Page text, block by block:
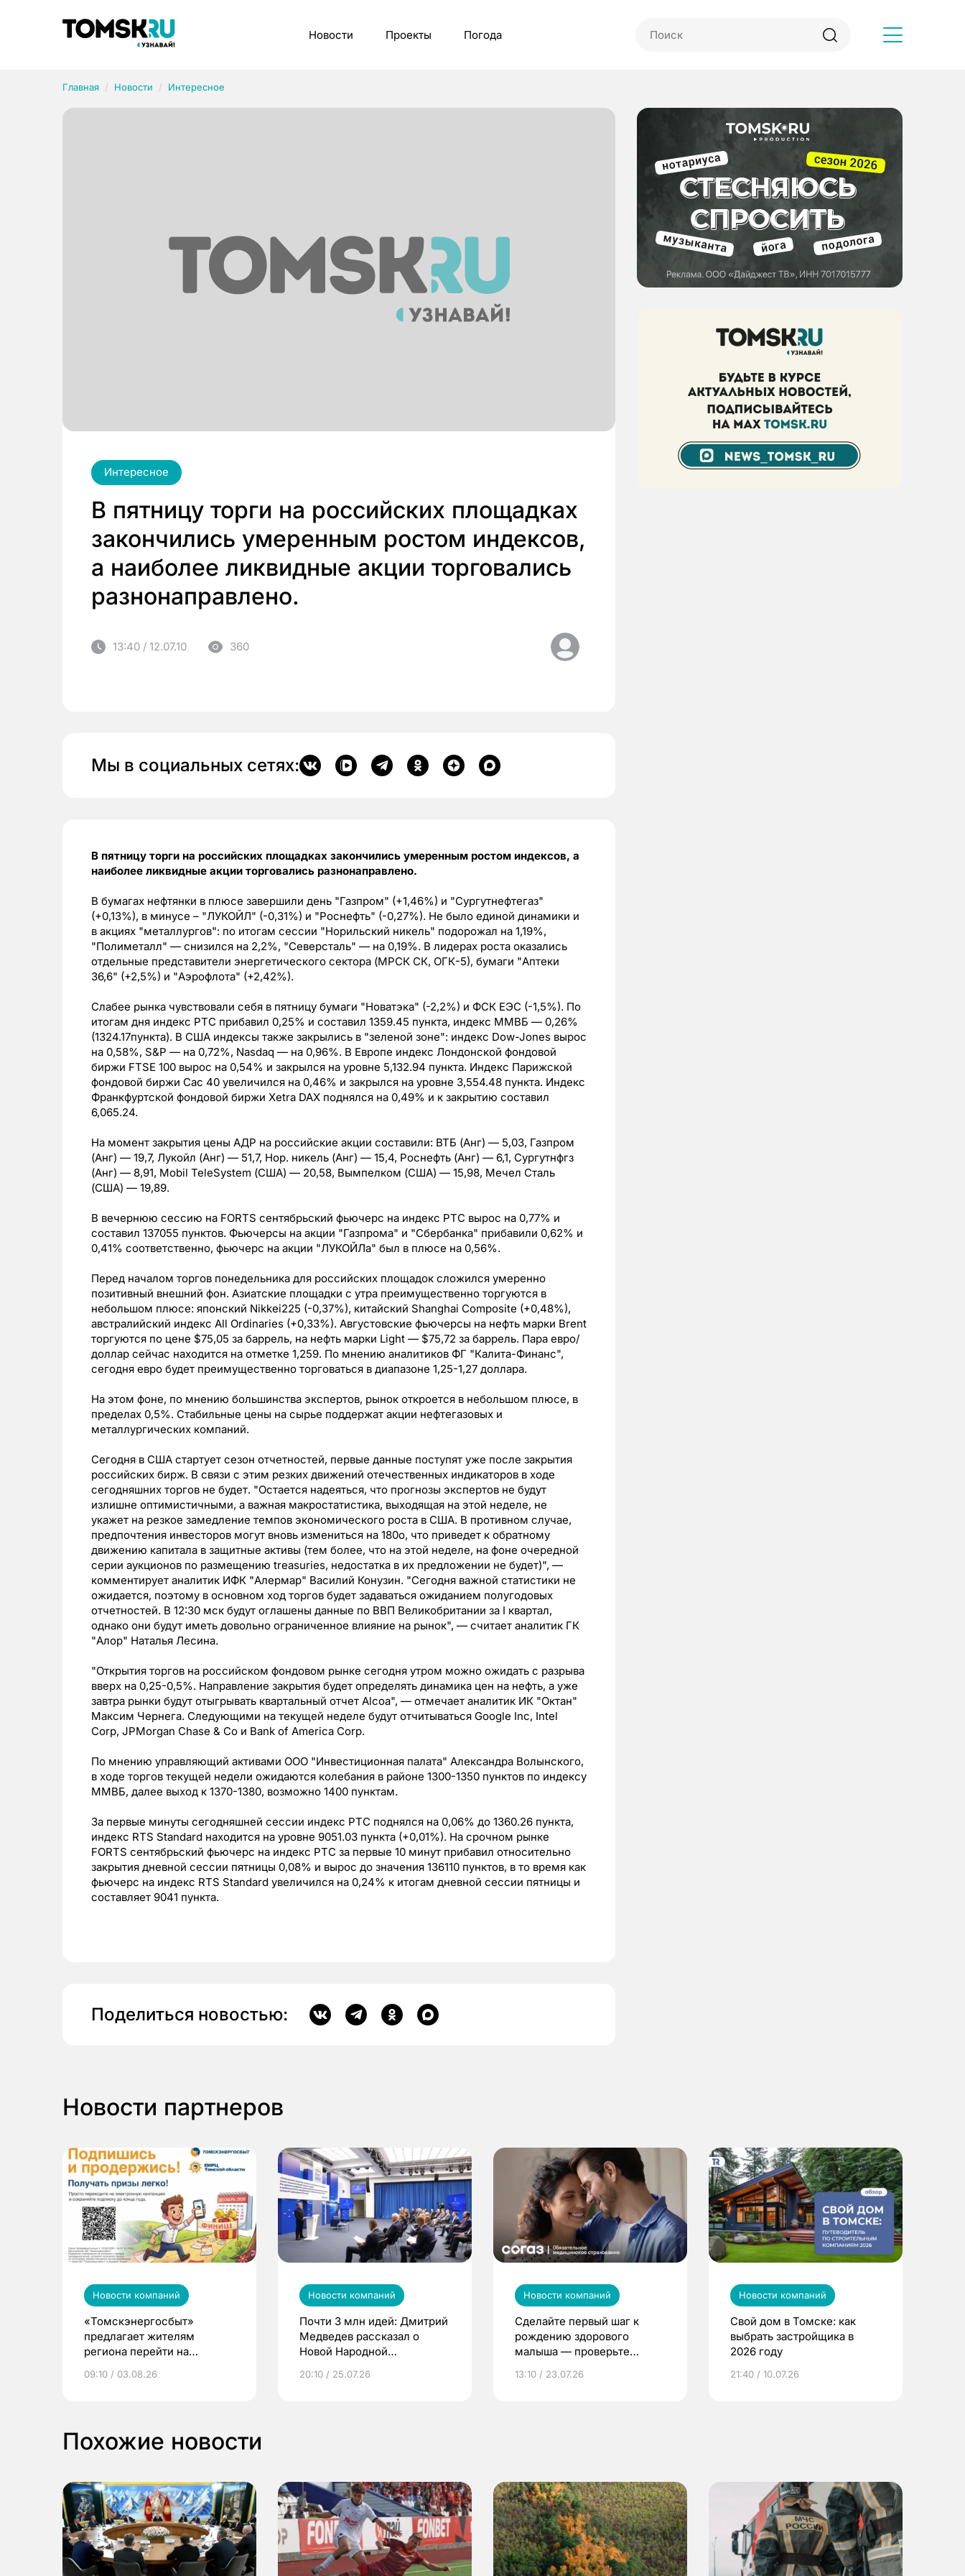
Новости Проекты Погода
Главная Новости Интересное
Интересное
В пятницу торги на российских площадках
закончились умеренным ростом индексов,
а наиболее ликвидные акции торговались
разнонаправлено.
13:40 / 12.07.10 360
Мы в социальных сетях:
В пятницу торги на российских площадках закончились умеренным ростом индексов, а
наиболее ликвидные акции торговались разнонаправлено.
В бумагах нефтянки в плюсе завершили день "Газпром" (+1,46%) и "Сургутнефтегаз"
(+0,13%), в минусе – "ЛУКОЙЛ" (-0,31%) и "Роснефть" (-0,27%). Не было единой динамики и
в акциях "металлургов": по итогам сессии "Норильский никель" подорожал на 1,19%,
"Полиметалл" — снизился на 2,2%, "Северсталь" — на 0,19%. В лидерах роста оказались
отдельные представители энергетического сектора (МРСК СК, ОГК-5), бумаги "Аптеки
36,6" (+2,5%) и "Аэрофлота" (+2,42%).
Слабее рынка чувствовали себя в пятницу бумаги "Новатэка" (-2,2%) и ФСК ЕЭС (-1,5%). По
итогам дня индекс РТС прибавил 0,25% и составил 1359.45 пункта, индекс ММВБ — 0,26%
(1324.17пункта). В США индексы также закрылись в "зеленой зоне": индекс Dow-Jones вырос
на 0,58%, S&P — на 0,72%, Nasdaq — на 0,96%. В Европе индекс Лондонской фондовой
биржи FTSE 100 вырос на 0,54% и закрылся на уровне 5,132.94 пункта. Индекс Парижской
фондовой биржи Сас 40 увеличился на 0,46% и закрылся на уровне 3,554.48 пункта. Индекс
Франкфуртской фондовой биржи Xetra DAX поднялся на 0,49% и к закрытию составил
6,065.24.
На момент закрытия цены АДР на российские акции составили: ВТБ (Анг) — 5,03, Газпром
(Анг) — 19,7, Лукойл (Анг) — 51,7, Нор. никель (Анг) — 15,4, Роснефть (Анг) — 6,1, Сургутнфгз
(Анг) — 8,91, Mobil TeleSystem (США) — 20,58, Вымпелком (США) — 15,98, Мечел Сталь
(США) — 19,89.
В вечернюю сессию на FORTS сентябрьский фьючерс на индекс РТС вырос на 0,77% и
составил 137055 пунктов. Фьючерсы на акции "Газпрома" и "Сбербанка" прибавили 0,62% и
0,41% соответственно, фьючерс на акции "ЛУКОЙЛа" был в плюсе на 0,56%.
Перед началом торгов понедельника для российских площадок сложился умеренно
позитивный внешний фон. Азиатские площадки с утра преимущественно торгуются в
небольшом плюсе: японский Nikkei225 (-0,37%), китайский Shanghai Composite (+0,48%),
австралийский индекс All Ordinaries (+0,33%). Августовские фьючерсы на нефть марки Brent
торгуются по цене $75,05 за баррель, на нефть марки Light — $75,72 за баррель. Пара евро/
доллар сейчас находится на отметке 1,259. По мнению аналитиков ФГ "Калита-Финанс",
сегодня евро будет преимущественно торговаться в диапазоне 1,25-1,27 доллара.
На этом фоне, по мнению большинства экспертов, рынок откроется в небольшом плюсе, в
пределах 0,5%. Стабильные цены на сырье поддержат акции нефтегазовых и
металлургических компаний.
Сегодня в США стартует сезон отчетностей, первые данные поступят уже после закрытия
российских бирж. В связи с этим резких движений отечественных индикаторов в ходе
сегодняшних торгов не будет. "Остается надеяться, что прогнозы экспертов не будут
излишне оптимистичными, а важная макростатистика, выходящая на этой неделе, не
укажет на резкое замедление темпов экономического роста в США. В противном случае,
предпочтения инвесторов могут вновь измениться на 180о, что приведет к обратному
движению капитала в защитные активы (тем более, что на этой неделе, на фоне очередной
серии аукционов по размещению treasuries, недостатка в их предложении не будет)", —
комментирует аналитик ИФК "Алермар" Василий Конузин. "Сегодня важной статистики не
ожидается, поэтому в основном ход торгов будет задаваться ожиданием полугодовых
отчетностей. В 12:30 мск будут оглашены данные по ВВП Великобритании за I квартал,
однако они будут иметь довольно ограниченное влияние на рынок", — считает аналитик ГК
"Алор" Наталья Лесина.
"Открытия торгов на российском фондовом рынке сегодня утром можно ожидать с разрыва
вверх на 0,25-0,5%. Направление закрытия будет определять динамика цен на нефть, а уже
завтра рынки будут отыгрывать квартальный отчет Alcoa", — отмечает аналитик ИК "Октан"
Максим Чернега. Следующими на текущей неделе будут отчитываться Google Inc, Intel
Corp, JPMorgan Chase & Co и Bank of America Corp.
По мнению управляющий активами OOO "Инвестиционная палата" Александра Волынского,
в ходе торгов текущей недели ожидаются колебания в районе 1300-1350 пунктов по индексу
ММВБ, далее выход к 1370-1380, возможно 1400 пунктам.
За первые минуты сегодняшней сессии индекс РТС поднялся на 0,06% до 1360.26 пункта,
индекс RTS Standard находится на уровне 9051.03 пункта (+0,01%). На срочном рынке
FORTS сентябрьский фьючерс на индекс РТС за первые 10 минут прибавил относительно
закрытия дневной сессии пятницы 0,08% и вырос до значения 136110 пунктов, в то время как
фьючерс на индекс RTS Standard увеличился на 0,24% к итогам дневной сессии пятницы и
составляет 9041 пункта.
Поделиться новостью:
Новости партнеров
Новости компаний
«Томскэнергосбыт»
предлагает жителям
региона перейти на
выиграть призы
09:10 / 03.08.26
Новости компаний
Почти 3 млн идей: Дмитрий
Медведев рассказал о
Новой Народной
20:10 / 25.07.26
Новости компаний
Сделайте первый шаг к
рождению здорового
малыша — проверьте
по ОМС!
13:10 / 23.07.26
Новости компаний
Свой дом в Томске: как
выбрать застройщика в
2026 году
21:40 / 10.07.26
Похожие новости
Рубрики